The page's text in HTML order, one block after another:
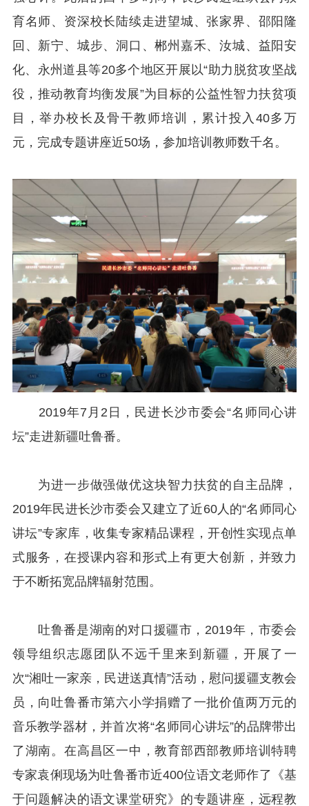
育名师、资深校长陆续走进望城、张家界、邵阳隆
回、新宁、城步、洞口、郴州嘉禾、汝城、益阳安
化、永州道县等20多个地区开展以“助力脱贫攻坚战
役，推动教育均衡发展”为目标的公益性智力扶贫项
目，举办校长及骨干教师培训，累计投入40多万
元，完成专题讲座近50场，参加培训教师数千名。
2019年7月2日，民进长沙市委会“名师同心讲
坛”走进新疆吐鲁番。
为进一步做强做优这块智力扶贫的自主品牌，
2019年民进长沙市委会又建立了近60人的“名师同心
讲坛”专家库，收集专家精品课程，开创性实现点单
式服务，在授课内容和形式上有更大创新，并致力
于不断拓宽品牌辐射范围。
吐鲁番是湖南的对口援疆市，2019年，市委会
领导组织志愿团队不远千里来到新疆，开展了一
次“湘吐一家亲，民进送真情”活动，慰问援疆支教会
员，向吐鲁番市第六小学捐赠了一批价值两万元的
音乐教学器材，并首次将“名师同心讲坛”的品牌带出
了湖南。在高昌区一中，教育部西部教师培训特聘
专家袁俐现场为吐鲁番市近400位语文老师作了《基
于问题解决的语文课堂研究》的专题讲座，远程教